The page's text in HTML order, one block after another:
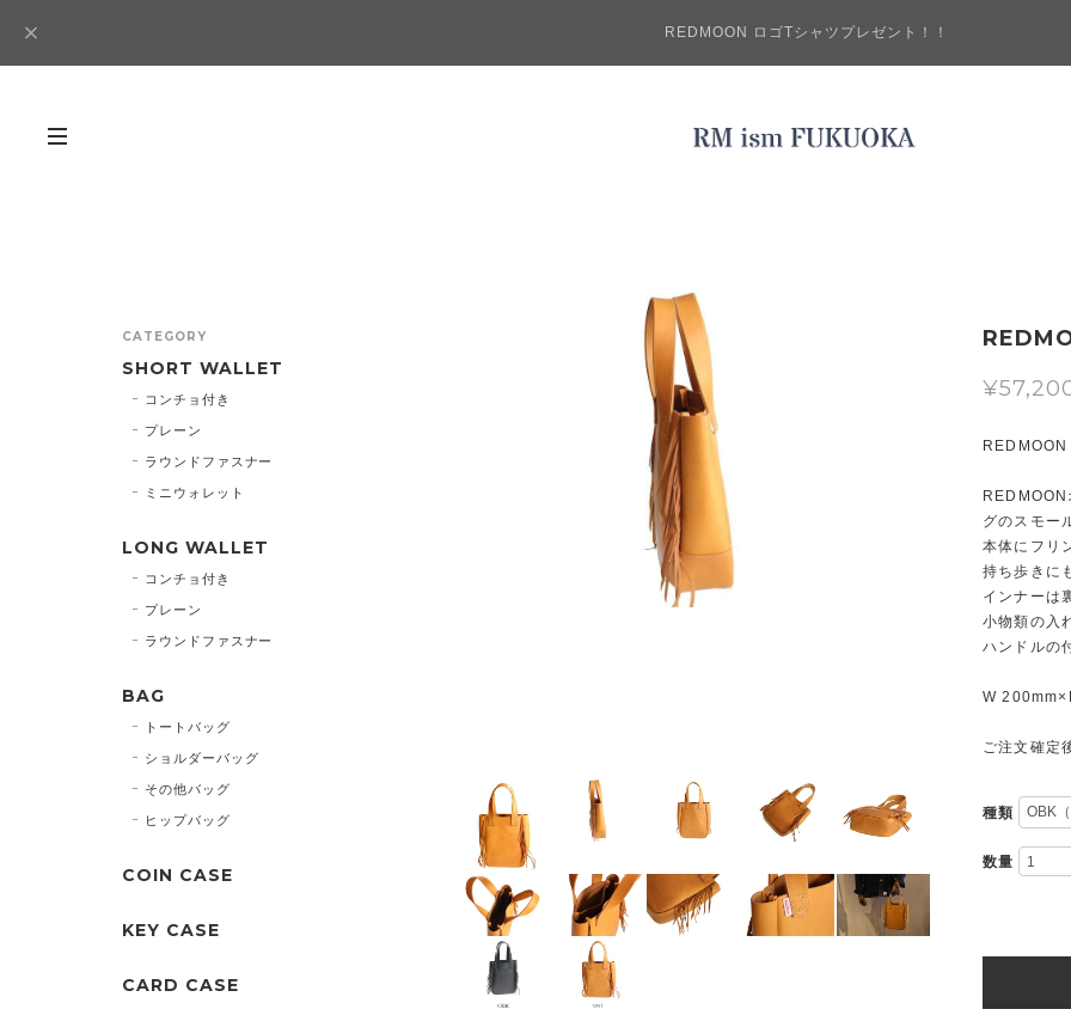
REDMOON ロゴTシャツプレゼント！！
グのスモー
本体にフリ
持ち歩きに
インナーは
小物類の入
ハンドルの
W
ご注文確定
種類
数量
CATEGORY
SHORT WALLET
コンチョ付き
プレーン
ラウンドファスナー
ミニウォレット
LONG WALLET
コンチョ付き
プレーン
ラウンドファスナー
BAG
トートバッグ
ショルダーバッグ
その他バッグ
ヒップバッグ
COIN CASE
KEY CASE
CARD CASE